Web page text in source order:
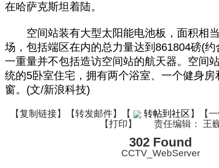
在哈萨克斯坦着陆。
空间站装有大型太阳能电池板，面积相
场，包括端区在内的总力量达到861804磅(
一重量并不包括造访空间站的航天器。空间
统的5卧室住宅，拥有两个浴室、一个健身房
窗。(文/新浪科技)
【复制链接】【转发邮件】 【 转帖到社区】【
【打印】 责任编辑： 王
302 Found
CCTV_WebServer